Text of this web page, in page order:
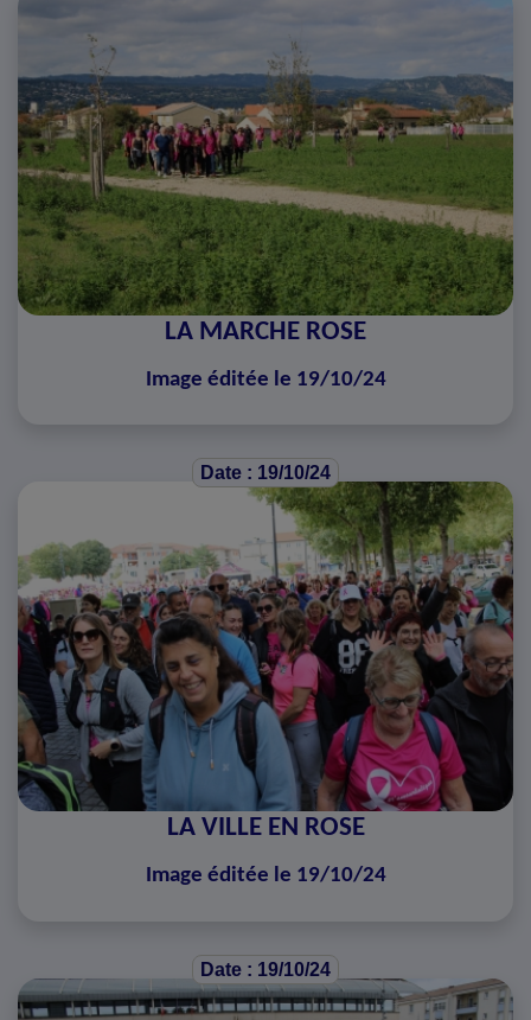
LA MARCHE ROSE
Image éditée le 19/10/24
Date : 19/10/24
LA VILLE EN ROSE
Image éditée le 19/10/24
Date : 19/10/24